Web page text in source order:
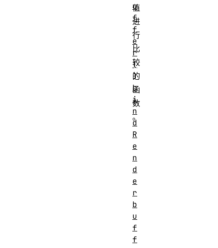
值
进
行
比
较
的
函
数
。
u
f
f
e
r
(
)
b
i
n
d
R
e
n
d
e
r
b
u
f
f